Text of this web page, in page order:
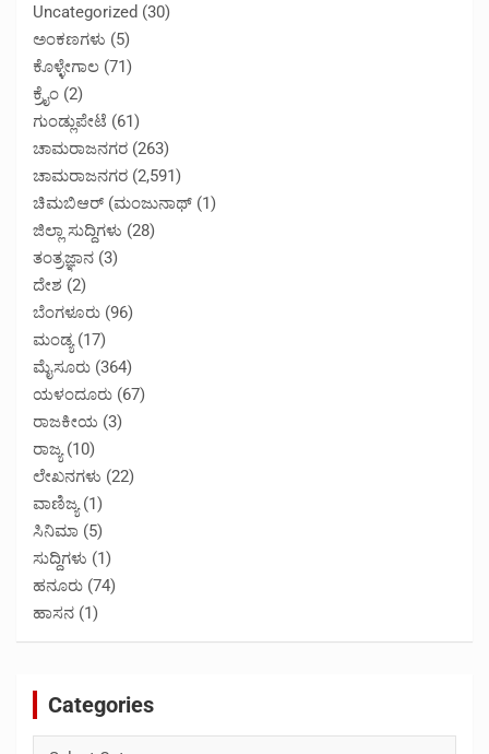
Uncategorized (30)
ಅಂಕಣಗಳು (5)
ಕೊಳ್ಳೇಗಾಲ (71)
ಕ್ರೈಂ (2)
ಗುಂಡ್ಲುಪೇಟೆ (61)
ಚಾಮರಾಜನಗರ (263)
ಚಾಮರಾಜನಗರ (2,591)
ಚಿಮಬಿಆರ್ (ಮಂಜುನಾಥ್ (1)
ಜಿಲ್ಲಾ ಸುದ್ದಿಗಳು (28)
ತಂತ್ರಜ್ಞಾನ (3)
ದೇಶ (2)
ಬೆಂಗಳೂರು (96)
ಮಂಡ್ಯ(17)
ಮೈಸೂರು (364)
ಯಳಂದೂರು (67)
ರಾಜಕೀಯ (3)
ರಾಜ್ಯ(10)
ಲೇಖನಗಳು (22)
ವಾಣಿಜ್ಯ(1)
ಸಿನಿಮಾ (5)
ಸುದ್ದಿಗಳು (1)
ಹನೂರು (74)
ಹಾಸನ (1)
Categories